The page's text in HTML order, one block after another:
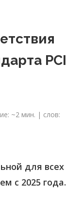
PCI
~2 мин. | слов:
для всех
с 2025 года.